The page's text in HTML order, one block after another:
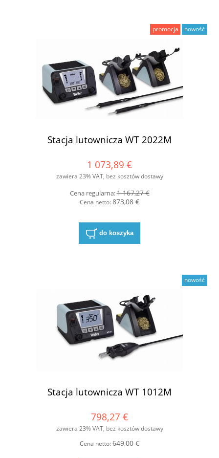
Stacja lutownicza WT 2022M
1 073,89 €
zawiera 23% VAT, bez kosztów dostawy
Cena regularna:1 167,27 €
Cena netto:873,08 €
do koszyka
promocja nowość
Stacja lutownicza WT 1012M
798,27 €
zawiera 23% VAT, bez kosztów dostawy
Cena netto:649,00 €
nowość